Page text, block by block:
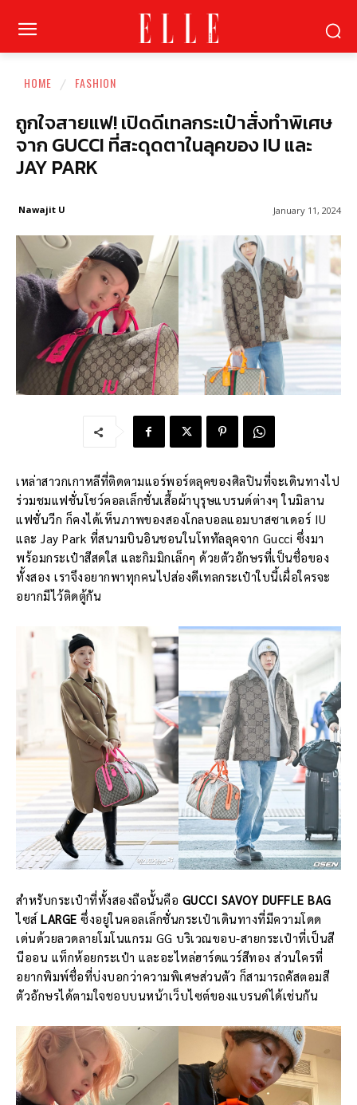
HOME FASHION
ถูกใจสายแฟ! เปิดดีเทลกระเป๋าสั่งทำพิเศษ
จาก GUCCI ที่สะดุดตาในลุคของ IU และ
JAY PARK
January 11, 2024
Nawajit U
เหล่าสาวกเกาหลีที่ติดตามแอร์พอร์ตลุคของศิลปินที่จะเดินทางไป
ร่วมชมแฟชั่นโชว์คอลเล็กชั่นเสื้อผ้าบุรุษแบรนด์ต่างๆ ในมิลาน
แฟชั่นวีก ก็คงได้เห็นภาพของสองโกลบอลแอมบาสซาเดอร์ IU
และ Jay Park ที่สนามบินอินชอนในโททัลลุคจาก Gucci ซึ่งมา
พร้อมกระเป๋าสีสดใส และกิมมิกเล็กๆ ด้วยตัวอักษรที่เป็นชื่อของ
ทั้งสอง เราจึงอยากพาทุกคนไปส่องดีเทลกระเป๋าใบนี้เผื่อใครจะ
อยากมีไว้ติดตู้กัน
สำหรับกระเป๋าที่ทั้งสองถือนั้นคือ GUCCI SAVOY DUFFLE BAG
ไซส์ LARGE ซึ่งอยู่ในคอลเล็กชั่นกระเป๋าเดินทางที่มีความโดด
เด่นด้วยลวดลายโมโนแกรม GG บริเวณขอบ-สายกระเป๋าที่เป็นสี
นีออน แท็กห้อยกระเป๋า และอะไหล่ฮาร์ดแวร์สีทอง ส่วนใครที่
อยากพิมพ์ชื่อที่บ่งบอกว่าความพิเศษส่วนตัว ก็สามารถคัสตอมสี
ตัวอักษรได้ตามใจชอบบนหน้าเว็บไซต์ของแบรนด์ได้เช่นกัน